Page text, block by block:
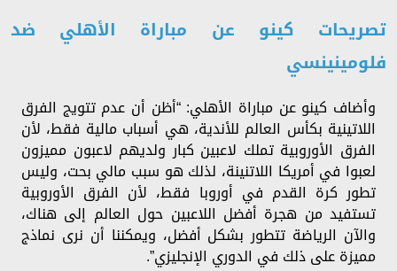
تصريحات كينو عن مباراة الأهلي ضد
فلومينينسي
وأضاف كينو عن مباراة الأهلي: “أظن أن عدم تتويج الفرق
اللاتينية بكأس العالم للأندية، هي أسباب مالية فقط، لأن
الفرق الأوروبية تملك لاعبين كبار ولديهم لاعبون مميزون
لعبوا في أمريكا اللاتنينة، لذلك هو سبب مالي بحت، وليس
تطور كرة القدم في أوروبا فقط، لأن الفرق الأوروبية
تستفيد من هجرة أفضل اللاعبين حول العالم إلى هناك،
والآن الرياضة تتطور بشكل أفضل، ويمكننا أن نرى نماذج
مميزة على ذلك في الدوري الإنجليزي”.